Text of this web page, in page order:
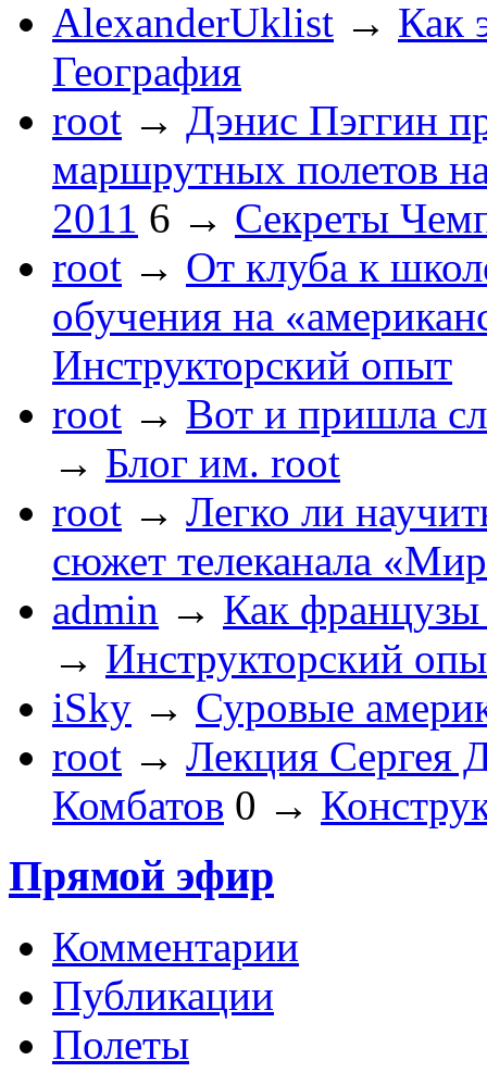
AlexanderUklist → Как
География
root → Дэнис Пэггин
маршрутных полетов
2011 6 → Секреты
root → От клуба к
обучения на
Инструкторский опыт
root → Вот и пришла
→ Блог им. root
root → Легко ли
сюжет телеканала
admin → Как французы
→ Инструкторский
iSky → Суровые
root → Лекция Сергея
Комбатов 0 →
Прямой эфир
Комментарии
Публикации
Полеты